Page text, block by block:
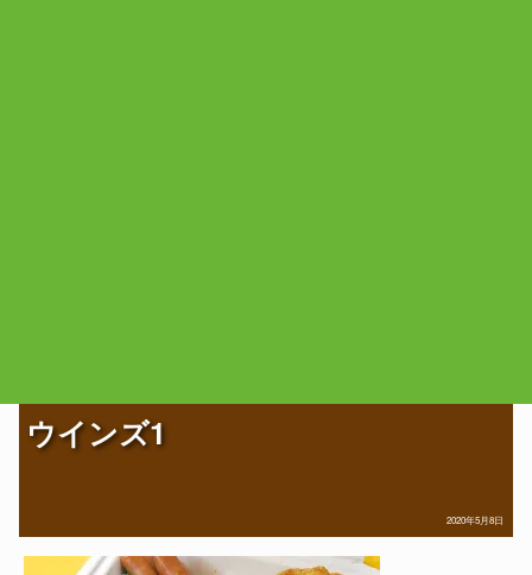
ウインズ1
2020年5月8日